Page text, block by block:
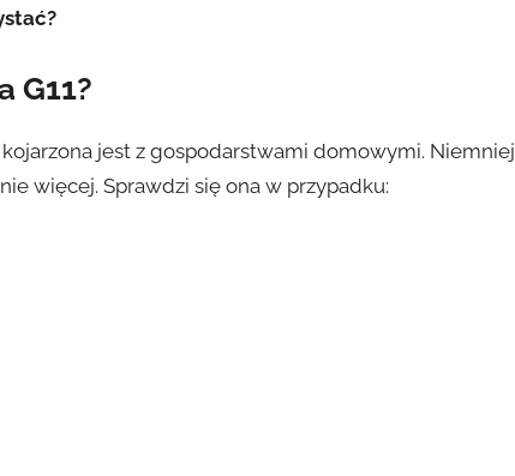
G11?
jest z gospodarstwami domowymi. Niemniej
więcej. Sprawdzi się ona w przypadku: